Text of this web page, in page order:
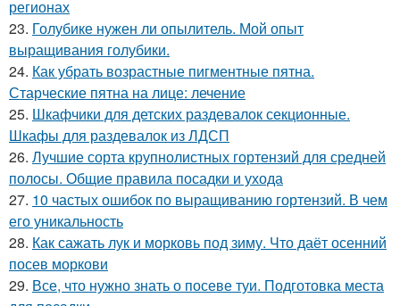
регионах
23. Голубике нужен ли опылитель. Мой опыт
выращивания голубики.
24. Как убрать возрастные пигментные пятна.
Старческие пятна на лице: лечение
25. Шкафчики для детских раздевалок секционные.
Шкафы для раздевалок из ЛДСП
26. Лучшие сорта крупнолистных гортензий для средней
полосы. Общие правила посадки и ухода
27. 10 частых ошибок по выращиванию гортензий. В чем
его уникальность
28. Как сажать лук и морковь под зиму. Что даёт осенний
посев моркови
29. Все, что нужно знать о посеве туи. Подготовка места